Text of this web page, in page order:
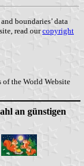
and boundaries’ data
read ourcopyright
the World Website
an günstigen